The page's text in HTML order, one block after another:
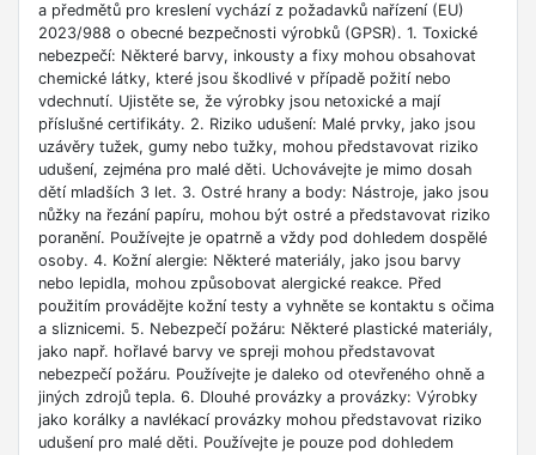
a předmětů pro kreslení vychází z požadavků nařízení (EU)
2023/988 o obecné bezpečnosti výrobků (GPSR). 1. Toxické
nebezpečí: Některé barvy, inkousty a fixy mohou obsahovat
chemické látky, které jsou škodlivé v případě požití nebo
vdechnutí. Ujistěte se, že výrobky jsou netoxické a mají
příslušné certifikáty. 2. Riziko udušení: Malé prvky, jako jsou
uzávěry tužek, gumy nebo tužky, mohou představovat riziko
udušení, zejména pro malé děti. Uchovávejte je mimo dosah
dětí mladších 3 let. 3. Ostré hrany a body: Nástroje, jako jsou
nůžky na řezání papíru, mohou být ostré a představovat riziko
poranění. Používejte je opatrně a vždy pod dohledem dospělé
osoby. 4. Kožní alergie: Některé materiály, jako jsou barvy
nebo lepidla, mohou způsobovat alergické reakce. Před
použitím provádějte kožní testy a vyhněte se kontaktu s očima
a sliznicemi. 5. Nebezpečí požáru: Některé plastické materiály,
jako např. hořlavé barvy ve spreji mohou představovat
nebezpečí požáru. Používejte je daleko od otevřeného ohně a
jiných zdrojů tepla. 6. Dlouhé provázky a provázky: Výrobky
jako korálky a navlékací provázky mohou představovat riziko
udušení pro malé děti. Používejte je pouze pod dohledem